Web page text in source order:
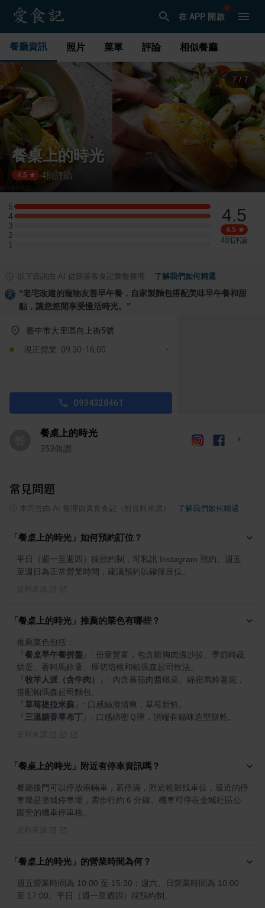
在 APP 開啟
餐廳資訊 照片 菜單 評論 相似餐廳
7 / 7
餐桌上的時光
4.5 ·4則評論
5
5 星：1 則評論
4
4 星：1 則評論
3
3 星：0 則評論
2
2 星：0 則評論
1
1 星：0 則評論
4.5
4.5
4則評論
以下資訊由 AI 從部落客食記彙整整理 了解我們如何精選
“老宅改建的寵物友善早午餐，自家製麵包搭配美味早午餐和甜
點，讓您悠閒享受慢活時光。 ”
臺中市大里區向上街5號
現正營業: 09:30-16:00
0934328461
餐桌上的時光
353個讚
常見問題
本問答由 AI 整理自真實食記（附資料來源） 了解我們如何精選
「餐桌上的時光」如何預約訂位？
平日（週一至週四）採預約制，可私訊 Instagram 預約。週五
至週日為正常營業時間，建議預約以確保座位。
「餐桌上的時光」推薦的菜色有哪些？
餐桌早午餐拼盤
: 份量豐富，包含雞胸肉溫沙拉、季節時蔬
牧羊人派（含牛肉）
: 內含蕃茄肉醬燉菜、綿密馬鈴薯泥，
草莓提拉米蘇
三溫糖香草布丁 : 口感綿密Ｑ彈，頂端有貓咪造型餅乾。
「餐桌上的時光」附近有停車資訊嗎？
餐廳後門可以停放兩輛車，若停滿，附近較難找車位，最近的停
車場是塗城停車場，需步行約 6 分鐘。機車可停在金城社區公
園旁的機車停車格。
「餐桌上的時光」的營業時間為何？
週五營業時間為 10:00 至 15:30；週六、日營業時間為 10:00
至 17:00。平日（週一至週四）採預約制。